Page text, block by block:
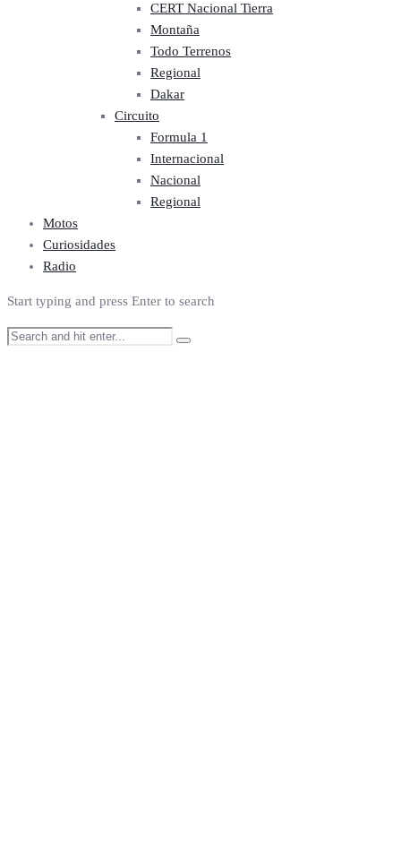
CERT Nacional Tierra
Montaña
Todo Terrenos
Regional
Dakar
Circuito
Formula 1
Internacional
Nacional
Regional
Motos
Curiosidades
Radio
Start typing and press Enter to search